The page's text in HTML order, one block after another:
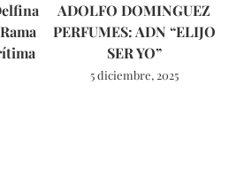
ADOLFO DOMINGUEZ
PERFUMES: ADN “ELIJO
SER YO”
5 diciembre, 2025